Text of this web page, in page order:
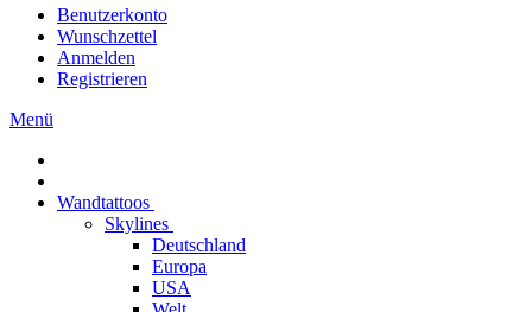
Benutzerkonto
Wunschzettel
Anmelden
Registrieren
Menü
Wandtattoos
Skylines
Deutschland
Europa
USA